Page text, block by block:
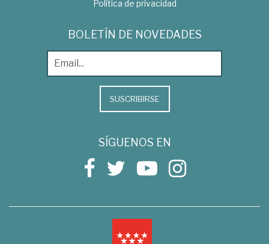
Política de privacidad
BOLETÍN DE NOVEDADES
SUSCRIBIRSE
SÍGUENOS EN